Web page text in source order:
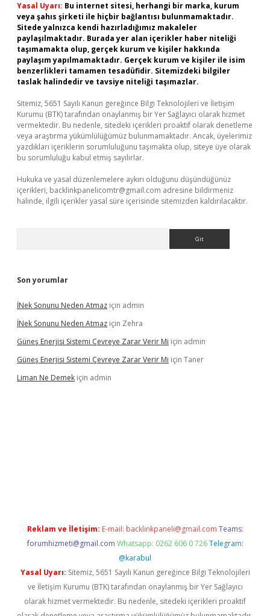
Yasal Uyarı: Bu internet sitesi, herhangi bir marka, kurum
veya şahıs şirketi ile hiçbir bağlantısı bulunmamaktadır.
Sitede yalnızca kendi hazırladığımız makaleler
paylaşılmaktadır. Burada yer alan içerikler haber niteliği
taşımamakta olup, gerçek kurum ve kişiler hakkında
paylaşım yapılmamaktadır. Gerçek kurum ve kişiler ile isim
benzerlikleri tamamen tesadüfidir. Sitemizdeki bilgiler
taslak halindedir ve tavsiye niteliği taşımazlar.
Sitemiz, 5651 Sayılı Kanun gereğince Bilgi Teknolojileri ve İletişim
Kurumu (BTK) tarafından onaylanmış bir Yer Sağlayıcı olarak hizmet
vermektedir. Bu nedenle, sitedeki içerikleri proaktif olarak denetleme
veya araştırma yükümlülüğümüz bulunmamaktadır. Ancak, üyelerimiz
yazdıkları içeriklerin sorumluluğunu taşımakta olup, siteye üye olarak
bu sorumluluğu kabul etmiş sayılırlar.
Hukuka ve yasal düzenlemelere aykırı olduğunu düşündüğünüz
içerikleri, backlinkpanelicomtr@gmail.com adresine bildirmeniz
halinde, ilgili içerikler yasal süre içerisinde sitemizden kaldırılacaktır.
Son yorumlar
İNek Sonunu Neden Atmaz için admin
İNek Sonunu Neden Atmaz için Zehra
Güneş Enerjisi Sistemi Çevreye Zarar Verir Mi için admin
Güneş Enerjisi Sistemi Çevreye Zarar Verir Mi için Taner
Liman Ne Demek için admin
Reklam ve İletişim: E-mail: backlinkpaneli@gmail.com Teams:
forumhizmeti@gmail.com Whatsapp: 0262 606 0 726 Telegram:
@karabul
Yasal Uyarı: Sitemiz, 5651 Sayılı Kanun gereğince Bilgi Teknolojileri
ve İletişim Kurumu (BTK) tarafından onaylanmış bir Yer Sağlayıcı
olarak hizmet vermektedir. Bu nedenle, sitedeki içerikleri proaktif